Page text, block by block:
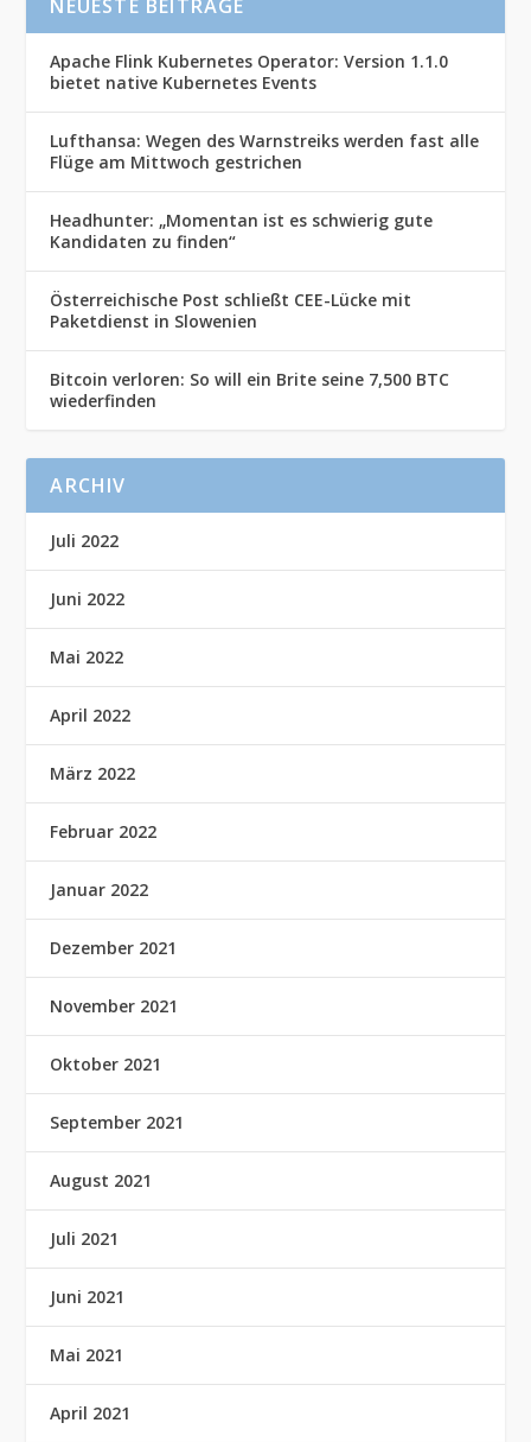
NEUESTE BEITRÄGE
Apache Flink Kubernetes Operator: Version 1.1.0
bietet native Kubernetes Events
Lufthansa: Wegen des Warnstreiks werden fast alle
Flüge am Mittwoch gestrichen
Headhunter: „Momentan ist es schwierig gute
Kandidaten zu finden“
Österreichische Post schließt CEE-Lücke mit
Paketdienst in Slowenien
Bitcoin verloren: So will ein Brite seine 7,500 BTC
wiederfinden
ARCHIV
Juli 2022
Juni 2022
Mai 2022
April 2022
März 2022
Februar 2022
Januar 2022
Dezember 2021
November 2021
Oktober 2021
September 2021
August 2021
Juli 2021
Juni 2021
Mai 2021
April 2021